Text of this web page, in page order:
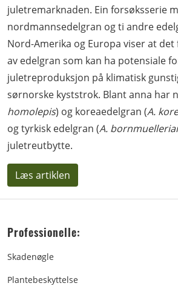
juletremarknaden. Ein forsøksserie
nordmannsedelgran og ti andre
Nord-Amerika og Europa viser at
av edelgran som kan ha potensiale
juletreproduksjon på klimatisk
sørnorske kyststrok. Blant anna har
homolepis) og koreaedelgran (A.
og tyrkisk edelgran (A.
juletreutbytte.
Læs artiklen
Professionelle:
Skadenøgle
Plantebeskyttelse